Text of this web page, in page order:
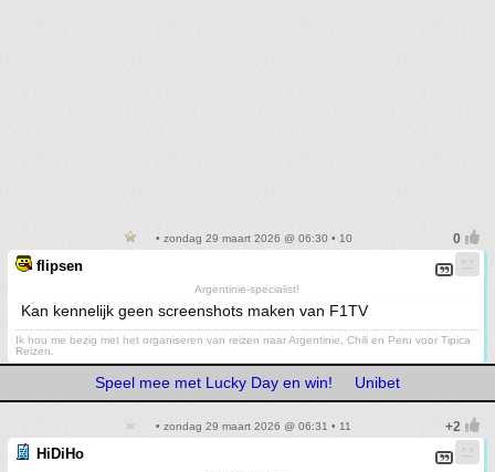
• zondag 29 maart 2026 @ 06:30 • 10
flipsen
Argentinie-specialist!
Kan kennelijk geen screenshots maken van F1TV
Ik hou me bezig met het organiseren van reizen naar Argentinie, Chili en Peru voor Tipica
Reizen.
Speel mee met Lucky Day en win! Unibet
• zondag 29 maart 2026 @ 06:31 • 11
HiDiHo